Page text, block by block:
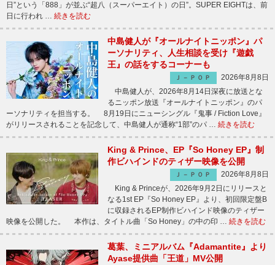
日”という「888」が並ぶ“超八（スーパーエイト）の日”。SUPER EIGHTは、前
日に行われ … 続きを読む
中島健人が『オールナイトニッポン』パ
ーソナリティ、人生相談を受け『遊戯
王』の話をするコーナーも
Ｊ－ＰＯＰ
2026年8月8日
中島健人が、2026年8月14日深夜に放送とな
るニッポン放送『オールナイトニッポン』のパ
ーソナリティを担当する。 8月19日にニューシングル『鬼事 / Fiction Love』
がリリースされることを記念して、中島健人が通称“1部”のパ … 続きを読む
King & Prince、EP『So Honey EP』制
作ビハインドのティザー映像を公開
Ｊ－ＰＯＰ
2026年8月8日
King & Princeが、2026年9月2日にリリースと
なる1st EP『So Honey EP』より、初回限定盤B
に収録されるEP制作ビハインド映像のティザー
映像を公開した。 本作は、タイトル曲「So Honey」の中の印 … 続きを読む
葛葉、ミニアルバム『Adamantite』より
Ayase提供曲「王道」MV公開